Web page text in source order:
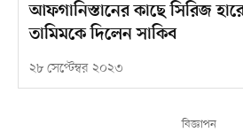
আফগানিস্তানের কাছে সিরিজ
তামিমকে দিলেন সাকিব
২৮ সেপ্টেম্বর ২০২৩